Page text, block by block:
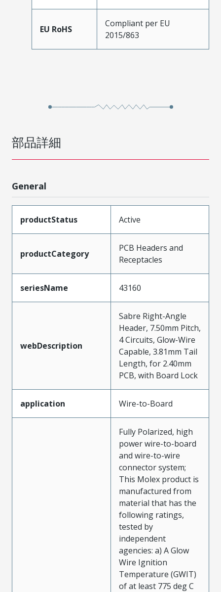
EU RoHS
Compliant per EU
2015/863
部品詳細
General
productStatus Active
productCategory
PCB Headers and
Receptacles
seriesName 43160
webDescription
Sabre Right-Angle
Header, 7.50mm Pitch,
4 Circuits, Glow-Wire
Capable, 3.81mm Tail
Length, for 2.40mm
PCB, with Board Lock
application Wire-to-Board
Fully Polarized, high
power wire-to-board
and wire-to-wire
connector system;
This Molex product is
manufactured from
material that has the
following ratings,
tested by
independent
agencies: a) A Glow
Wire Ignition
Temperature (GWIT)
of at least 775 deg C